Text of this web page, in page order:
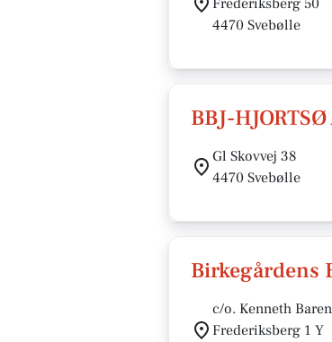
Frederiksberg 50
4470 Svebølle
BBJ-HJORTSØ
Gl Skovvej 38
4470 Svebølle
Birkegårdens
c/o. Kenneth
Frederiksberg 1 Y